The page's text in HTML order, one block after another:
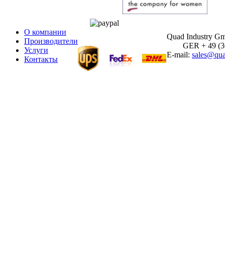
О компании
Производители
Услуги
Контакты
Quad Industry
GER + 49
E-mail: